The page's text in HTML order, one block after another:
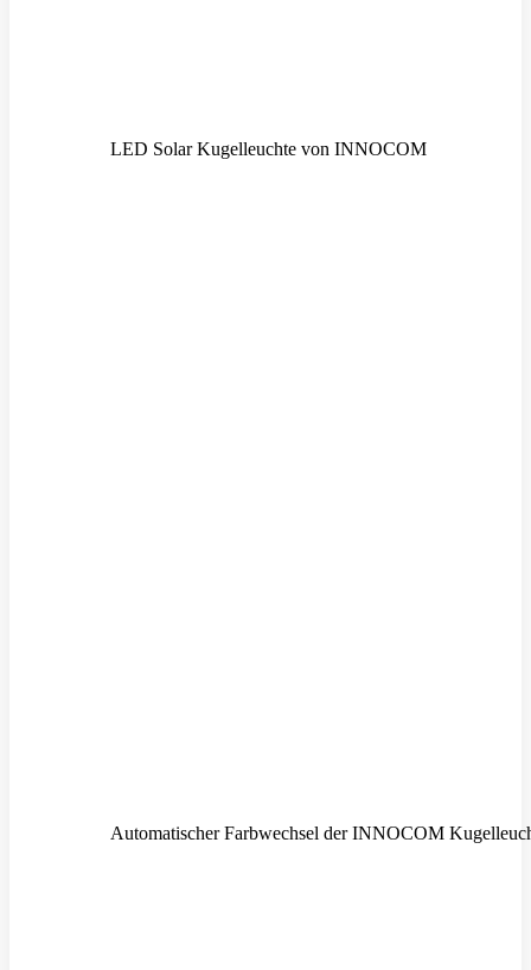
LED Solar Kugelleuchte von INNOCOM
Automatischer Farbwechsel der INNOCOM